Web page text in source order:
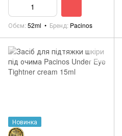
Обєм 52ml Бренд Pacinos
Новинка